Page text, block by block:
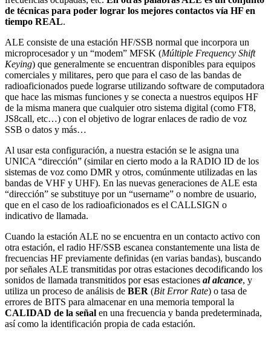
de técnicas para poder lograr los mejores contactos vía HF en
tiempo REAL.
ALE consiste de una estación HF/SSB normal que incorpora un
microprocesador y un “modem” MFSK (Múltiple Frequency Shift
Keying) que generalmente se encuentran disponibles para equipos
comerciales y militares, pero que para el caso de las bandas de
radioaficionados puede lograrse utilizando software de computadora
que hace las mismas funciones y se conecta a nuestros equipos HF
de la misma manera que cualquier otro sistema digital (como FT8,
JS8call, etc…) con el objetivo de lograr enlaces de radio de voz
SSB o datos y más…
Al usar esta configuración, a nuestra estación se le asigna una
UNICA “dirección” (similar en cierto modo a la RADIO ID de los
sistemas de voz como DMR y otros, comúnmente utilizadas en las
bandas de VHF y UHF). En las nuevas generaciones de ALE esta
“dirección” se substituye por un “username” o nombre de usuario,
que en el caso de los radioaficionados es el CALLSIGN o
indicativo de llamada.
Cuando la estación ALE no se encuentra en un contacto activo con
otra estación, el radio HF/SSB escanea constantemente una lista de
frecuencias HF previamente definidas (en varias bandas), buscando
por señales ALE transmitidas por otras estaciones decodificando los
sonidos de llamada transmitidos por esas estaciones al alcance, y
utiliza un proceso de análisis de BER (Bit Error Rate) o tasa de
errores de BITS para almacenar en una memoria temporal la
CALIDAD de la señal en una frecuencia y banda predeterminada,
así como la identificación propia de cada estación.